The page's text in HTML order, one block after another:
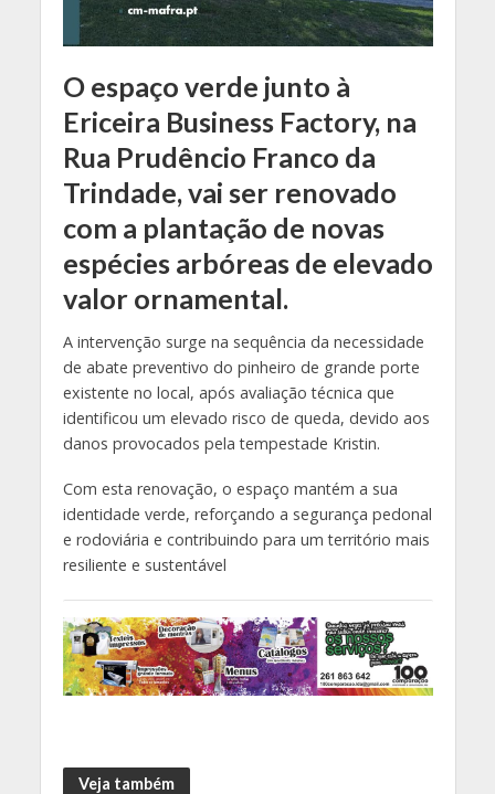
O espaço verde junto à
Ericeira Business Factory, na
Rua Prudêncio Franco da
Trindade, vai ser renovado
com a plantação de novas
espécies arbóreas de elevado
valor ornamental.
A intervenção surge na sequência da necessidade
de abate preventivo do pinheiro de grande porte
existente no local, após avaliação técnica que
identificou um elevado risco de queda, devido aos
danos provocados pela tempestade Kristin.
Com esta renovação, o espaço mantém a sua
identidade verde, reforçando a segurança pedonal
e rodoviária e contribuindo para um território mais
resiliente e sustentável
Veja também